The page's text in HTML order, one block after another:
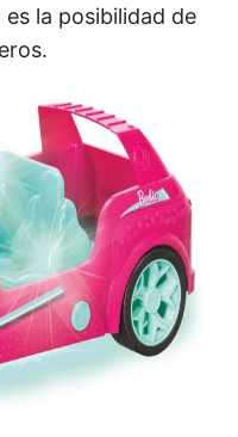
la posibilidad de